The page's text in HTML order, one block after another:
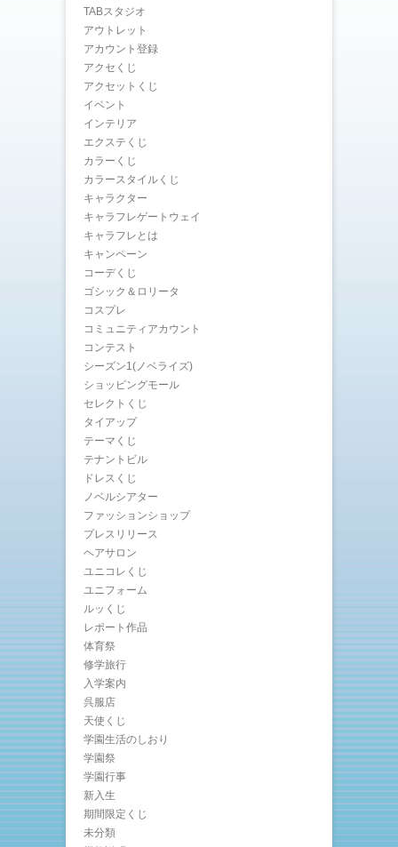
TABスタジオ
アウトレット
アカウント登録
アクセくじ
アクセットくじ
イベント
インテリア
エクステくじ
カラーくじ
カラースタイルくじ
キャラクター
キャラフレゲートウェイ
キャラフレとは
キャンペーン
コーデくじ
ゴシック＆ロリータ
コスプレ
コミュニティアカウント
コンテスト
シーズン1(ノベライズ)
ショッピングモール
セレクトくじ
タイアップ
テーマくじ
テナントビル
ドレスくじ
ノベルシアター
ファッションショップ
プレスリリース
ヘアサロン
ユニコレくじ
ユニフォーム
ルッくじ
レポート作品
体育祭
修学旅行
入学案内
呉服店
天使くじ
学園生活のしおり
学園祭
学園行事
新入生
期間限定くじ
未分類